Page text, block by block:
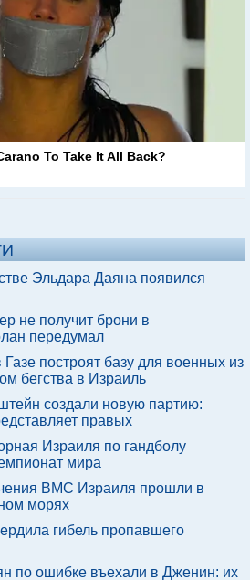
To Take It All Back?
Эльдара Даяна появился
не получит брони в
передумал
построят базу для военных из
бегства в Израиль
создали новую партию:
правых
Израиля по гандболу
мира
ВМС Израиля прошли в
морях
гибель пропавшего
по ошибке въехали в Дженин: их